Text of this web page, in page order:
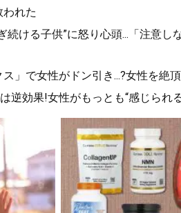
れた
続ける子供”に怒り心頭...「注意し
」で女性がドン引き...?女性を絶
逆効果!女性がもっとも“感じられ